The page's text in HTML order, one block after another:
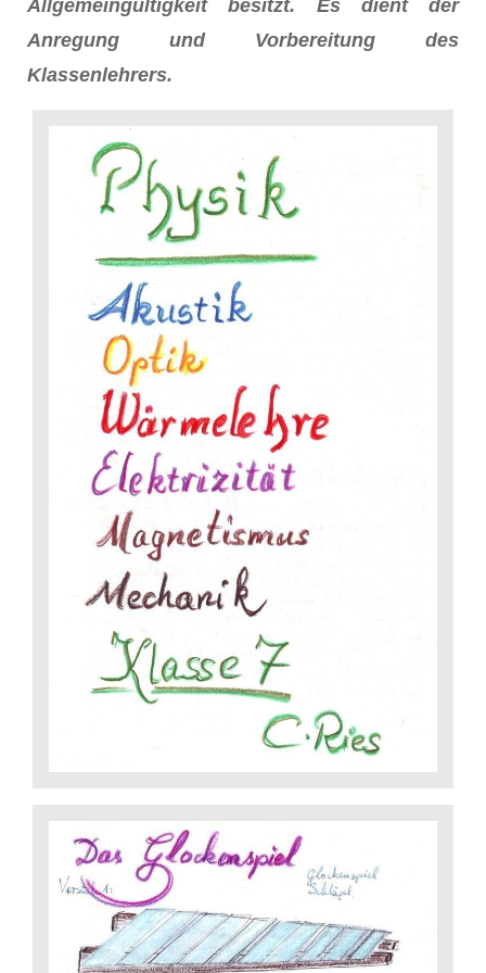
Allgemeingültigkeit besitzt. Es dient der
Anregung und Vorbereitung des
Klassenlehrers.